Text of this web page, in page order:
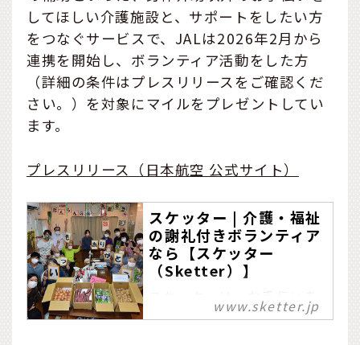
してほしい介護施設と、サポートをしたい方
をつなぐサービスで、JALは2026年2月から
連携を開始し、ボランティア活動をした方
（詳細の条件はプレスリリースをご確認くだ
さい。）を対象にマイルをプレゼントしてい
ます。
プレスリリース（日本航空 公式サイト）
スケッター | 介護・福祉
の謝礼付きボランティア
なら【スケッター
（Sketter）】
求めている介護施設と、サ
www.sketter.jp